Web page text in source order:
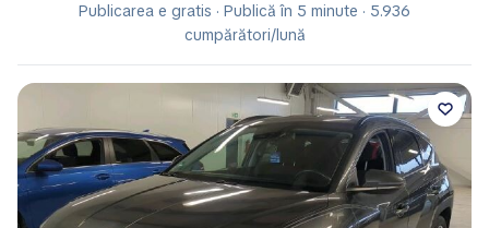
Publicarea e gratis · Publică în 5 minute · 5.936
cumpărători/lună